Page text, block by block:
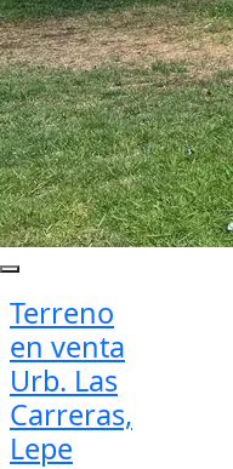
Terreno
en venta
Urb. Las
Carreras,
Lepe